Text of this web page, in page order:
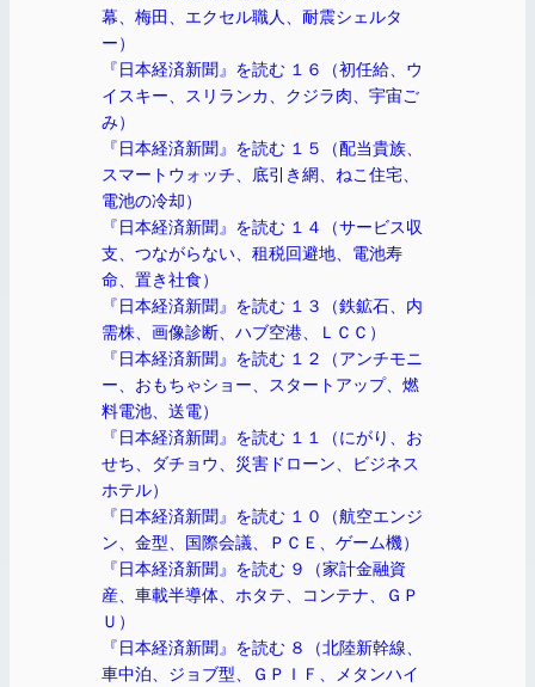
幕、梅田、エクセル職人、耐震シェルタ
ー）
『日本経済新聞』を読む １６（初任給、ウ
イスキー、スリランカ、クジラ肉、宇宙ご
み）
『日本経済新聞』を読む １５（配当貴族、
スマートウォッチ、底引き網、ねこ住宅、
電池の冷却）
『日本経済新聞』を読む １４（サービス収
支、つながらない、租税回避地、電池寿
命、置き社食）
『日本経済新聞』を読む １３（鉄鉱石、内
需株、画像診断、ハブ空港、ＬＣＣ）
『日本経済新聞』を読む １２（アンチモニ
ー、おもちゃショー、スタートアップ、燃
料電池、送電）
『日本経済新聞』を読む １１（にがり、お
せち、ダチョウ、災害ドローン、ビジネス
ホテル）
『日本経済新聞』を読む １０（航空エンジ
ン、金型、国際会議、ＰＣＥ、ゲーム機）
『日本経済新聞』を読む ９（家計金融資
産、車載半導体、ホタテ、コンテナ、ＧＰ
Ｕ）
『日本経済新聞』を読む ８（北陸新幹線、
車中泊、ジョブ型、ＧＰＩＦ、メタンハイ